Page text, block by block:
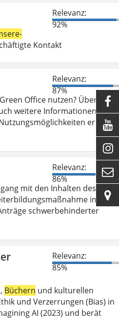
Relevanz:
92%
Kontakt
Relevanz:
87%
Office nutzen? Über das
weitere Informationen zum
Relevanz:
86%
mit den Inhalten des
im
schwerbehinderter
Relevanz:
85%
Büchern und kulturellen
und Verzerrungen (Bias) in
AI (2023) und berät




